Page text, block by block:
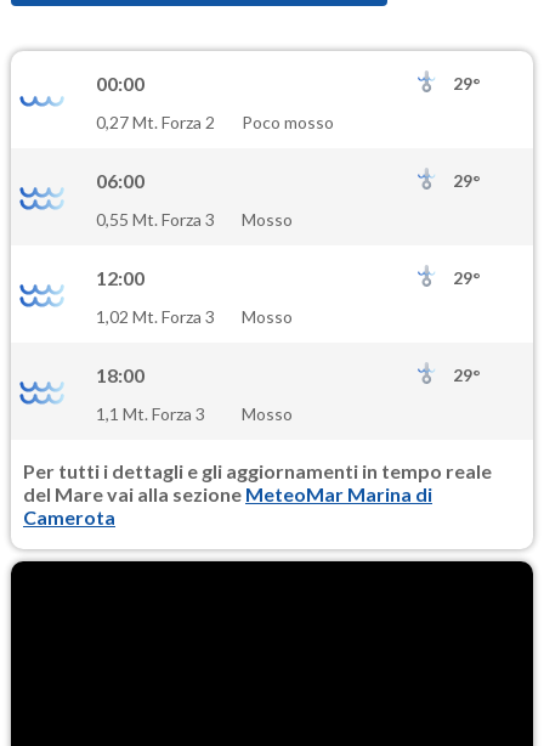
00:00
29°
0,27 Mt. Forza 2
Poco mosso
06:00
29°
0,55 Mt. Forza 3
Mosso
12:00
29°
1,02 Mt. Forza 3
Mosso
18:00
29°
1,1 Mt. Forza 3
Mosso
Per tutti i dettagli e gli aggiornamenti in tempo reale
del Mare vai alla sezione MeteoMar Marina di
Camerota